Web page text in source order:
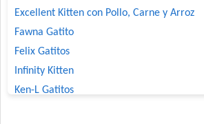
Excellent Kitten con Pollo, Carne y Arroz
Fawna Gatito
Felix Gatitos
Infinity Kitten
Ken-L Gatitos